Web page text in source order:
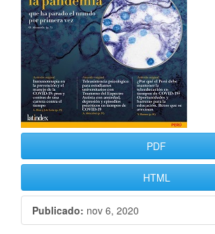
PDF
HTML
Publicado: nov 6, 2020